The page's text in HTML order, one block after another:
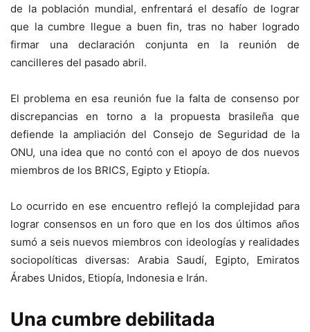
de la población mundial, enfrentará el desafío de lograr
que la cumbre llegue a buen fin, tras no haber logrado
firmar una declaración conjunta en la reunión de
cancilleres del pasado abril.
El problema en esa reunión fue la falta de consenso por
discrepancias en torno a la propuesta brasileña que
defiende la ampliación del Consejo de Seguridad de la
ONU, una idea que no contó con el apoyo de dos nuevos
miembros de los BRICS, Egipto y Etiopía.
Lo ocurrido en ese encuentro reflejó la complejidad para
lograr consensos en un foro que en los dos últimos años
sumó a seis nuevos miembros con ideologías y realidades
sociopolíticas diversas: Arabia Saudí, Egipto, Emiratos
Árabes Unidos, Etiopía, Indonesia e Irán.
Una cumbre debilitada